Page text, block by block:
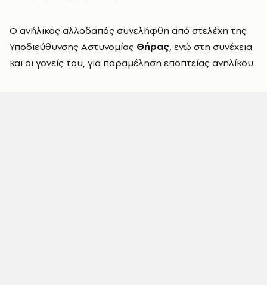
Ο ανήλικος αλλοδαπός συνελήφθη από στελέχη της
Υποδιεύθυνσης Αστυνομίας Θήρας, ενώ στη συνέχεια
και οι γονείς του, για παραμέληση εποπτείας ανηλίκου.